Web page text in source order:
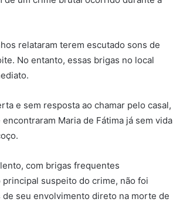
relataram terem escutado sons de
No entanto, essas brigas no local
e sem resposta ao chamar pelo casal,
Maria de Fátima já sem vida
com brigas frequentes
suspeito do crime, não foi
seu envolvimento direto na morte de